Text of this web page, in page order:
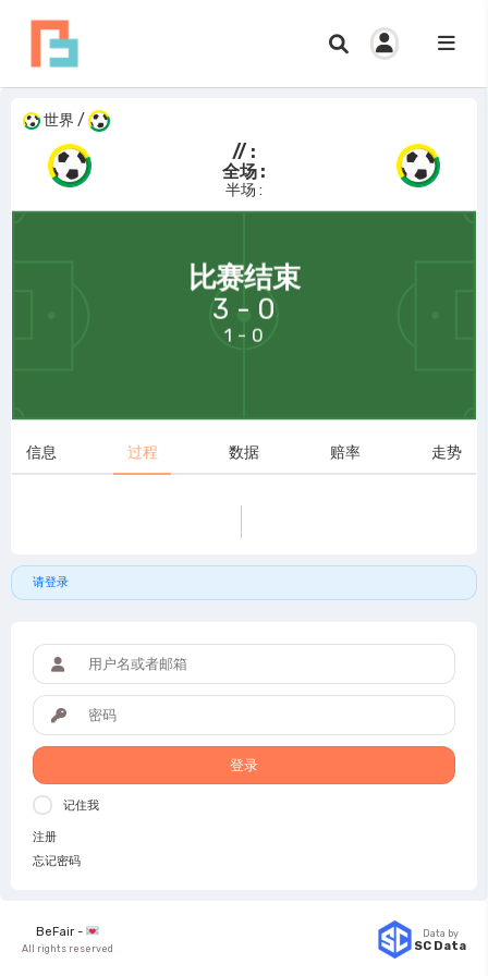
世界 /
// :
全场 :
半场 :
比赛结束
3 - 0
1 - 0
信息 过程 数据 赔率 走势
请登录
登录
记住我
注册
忘记密码
BeFair -
All rights reserved
Data by
SC Data